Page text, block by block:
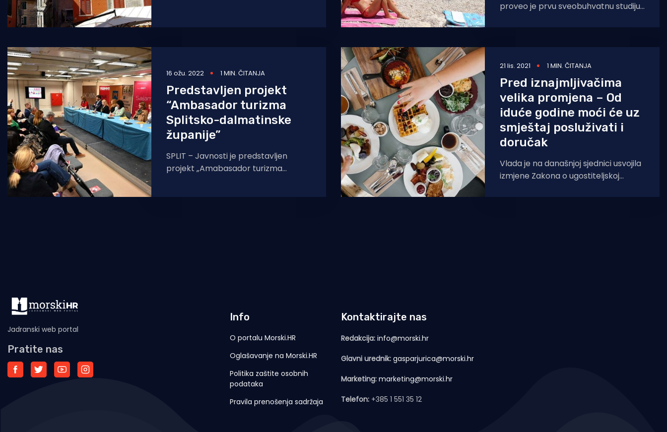
proveo je prvu sveobuhvatnu studiju
samouprave Republike Hrvatske na
16 ožu. 2022 1 MIN. ČITANJA
Predstavljen projekt
“Ambasador turizma
Splitsko-dalmatinske
županije”
SPLIT – Javnosti je predstavljen
projekt „Amabasador turizma
21 lis. 2021 1 MIN. ČITANJA
Pred iznajmljivačima
velika promjena – Od
iduće godine moći će uz
smještaj posluživati i
doručak
Vlada je na današnjoj sjednici usvojila
izmjene Zakona o ugostiteljskoj
produljuje rok valjanosti privremenih
Jadranski web portal
Pratite nas
Info
O portalu Morski.HR
Oglašavanje na Morski.HR
Politika zaštite osobnih
podataka
Pravila prenošenja sadržaja
Kontaktirajte nas
Redakcija: info@morski.hr
Glavni urednik: gasparjurica@morski.hr
Marketing: marketing@morski.hr
Telefon: +385 1 551 35 12